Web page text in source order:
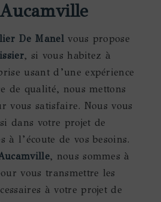
De Manelvous propose
, si vous habitez à
usant d’une expérience
de qualité, nous mettons
vous satisfaire. Nous vous
dans votre projet de
à l’écoute de vos besoins.
, nous sommes à
vous transmettre les
à votre projet de